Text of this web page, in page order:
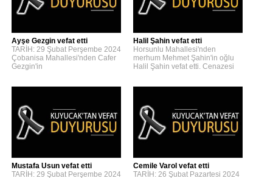
Ayşe Gezgin vefat etti
TARİH: 29 Şubat Perşembe 2024
Çobanisa Mahallesi'nden Cafer
Gezgin'in
Halil Şahin vefat etti
Horsunlu Mahallesi'nden
merhum Mehmet Şahin'in oğlu
Halil Şahin vefat etti. Cenazesi
Mustafa Usun vefat etti
TARİH: 29 Şubat Perşembe 2024
Cemile Varol vefat etti
TARİH: 26 Şubat Pazartesi 2024